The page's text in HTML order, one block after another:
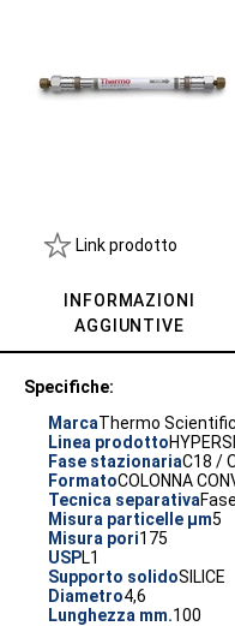
Link prodotto
INFORMAZIONI
AGGIUNTIVE
Specifiche:
MarcaThermo Scientific
Linea prodotto
Fase stazionariaC18 /
FormatoCOLONNA
Tecnica separativa
Misura particelle µm5
Misura pori175
USPL1
Supporto solidoSILICE
Diametro4,6
Lunghezza mm.100